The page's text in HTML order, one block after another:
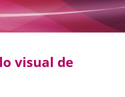
visual de